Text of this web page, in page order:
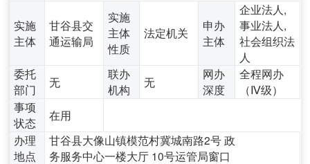
实施
主体
甘谷县交
通运输局
实施
主体
性质
法定机关
申办
主体
企业法人,
事业法人,
社会组织法
人
委托
部门
无
联办
机构
无
网办
深度
全程网办
（Ⅳ级）
事项
状态
在用
办理
地点
甘谷县大像山镇模范村冀城南路2号 政
务服务中心一楼大厅 10号运管局窗口